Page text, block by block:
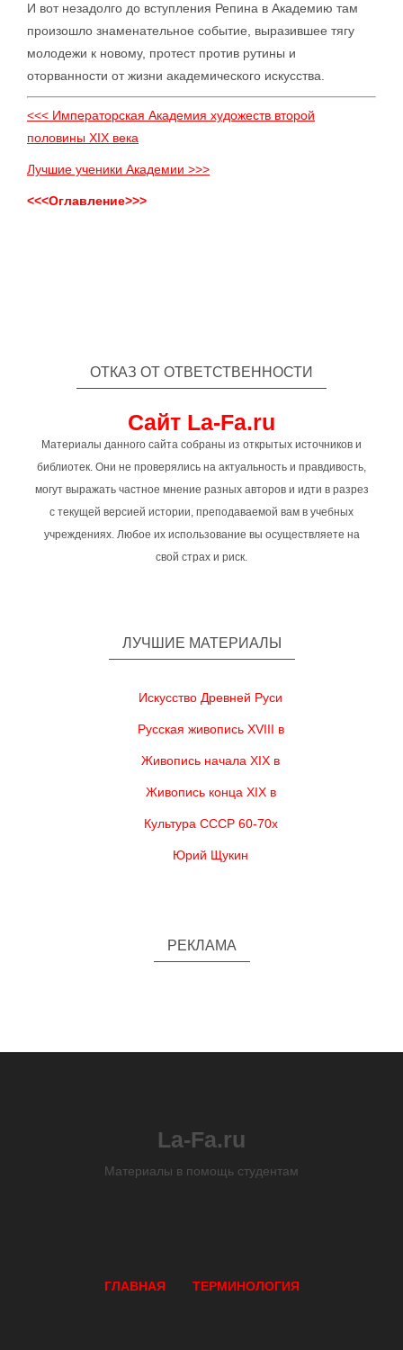
И вот незадолго до вступления Репина в Академию там
произошло знаменательное событие, выразившее тягу
молодежи к новому, протест против рутины и
оторванности от жизни академического искусства.
<<< Императорская Академия художеств второй
половины XIX века
Лучшие ученики Академии >>>
<<<Оглавление>>>
ОТКАЗ ОТ ОТВЕТСТВЕННОСТИ
Сайт La-Fa.ru
Материалы данного сайта собраны из открытых источников и
библиотек. Они не проверялись на актуальность и правдивость,
могут выражать частное мнение разных авторов и идти в разрез
с текущей версией истории, преподаваемой вам в учебных
учреждениях. Любое их использование вы осуществляете на
свой страх и риск.
ЛУЧШИЕ МАТЕРИАЛЫ
Искусство Древней Руси
Русская живопись XVIII в
Живопись начала XIX в
Живопись конца XIX в
Культура СССР 60-70х
Юрий Щукин
РЕКЛАМА
La-Fa.ru
Материалы в помощь студентам
ГЛАВНАЯ ТЕРМИНОЛОГИЯ